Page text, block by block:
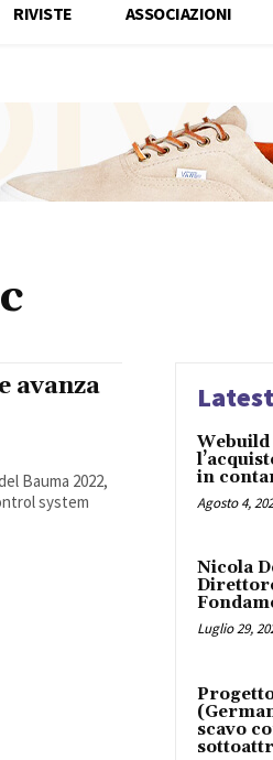
RIVISTE ASSOCIAZIONI
avanza
Bauma 2022,
system
in
Agosto 4,
Nicola
Luglio 29,
scavo